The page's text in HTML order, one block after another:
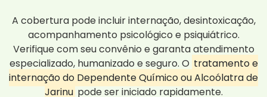
A cobertura pode incluir internação, desintoxicação,
acompanhamento psicológico e psiquiátrico.
Verifique com seu convênio e garanta atendimento
especializado, humanizado e seguro. O tratamento e
internação do Dependente Químico ou Alcoólatra de
Jarinu pode ser iniciado rapidamente.